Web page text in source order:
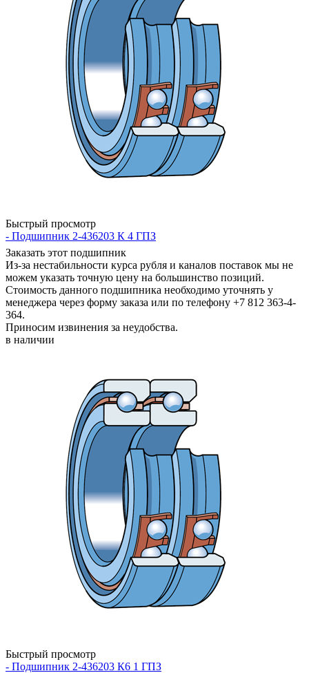
Быстрый просмотр
- Подшипник 2-436203 К 4 ГПЗ
Заказать этот подшипник
Из-за нестабильности курса рубля и каналов поставок мы не
можем указать точную цену на большинство позиций.
Стоимость данного подшипника необходимо уточнять у
менеджера через форму заказа или по телефону +7 812 363-4-
364.
Приносим извинения за неудобства.
в наличии
Быстрый просмотр
- Подшипник 2-436203 К6 1 ГПЗ